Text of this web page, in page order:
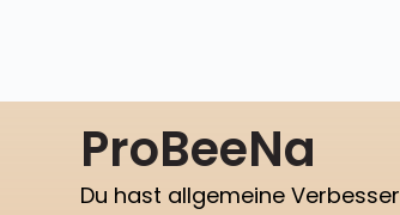
ProBeeNa
Du hast allgemeine